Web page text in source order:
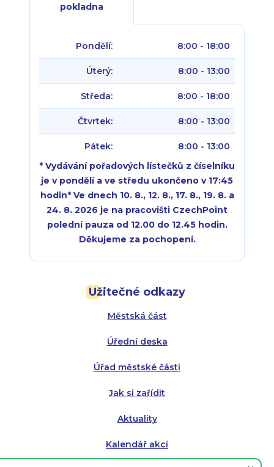
Užitečné odkazy
Městská část
Úřední deska
Úřad městské části
Jak si zařídit
Aktuality
Kalendář akcí
pokladna
Pondělí: 8:00 - 18:00
Úterý: 8:00 - 13:00
Středa: 8:00 - 18:00
Čtvrtek: 8:00 - 13:00
Pátek:
8:00 - 13:00
* Vydávání pořadových lístečků z číselníku
je v pondělí a ve středu ukončeno v 17:45
hodin* Ve dnech 10. 8., 12. 8., 17. 8., 19. 8. a
24. 8. 2026 je na pracovišti CzechPoint
polední pauza od 12.00 do 12.45 hodin.
Děkujeme za pochopení.
Úterý:
Středa:
Čtvrtek:
Pátek:
Úterý:
Středa:
Čtvrtek: